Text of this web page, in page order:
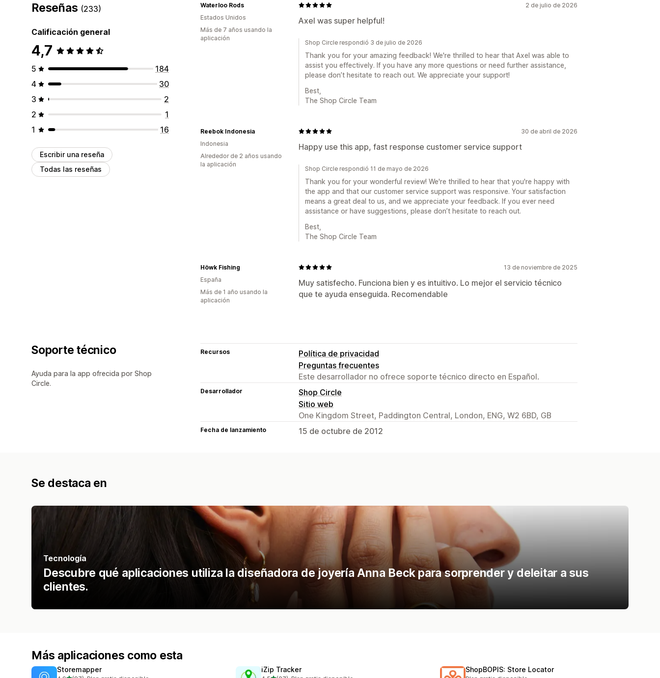
Reseñas (233)
Calificación general
4,7
5
184
4
30
3
2
2
1
1
16
Escribir una reseña
Todas las reseñas
2 de julio de 2026
Axel was super helpful!
Waterloo Rods
Estados Unidos
Más de 7 años usando la
aplicación
Shop Circle respondió 3 de julio de 2026
Thank you for your amazing feedback! We're thrilled to hear that Axel was able to
assist you effectively. If you have any more questions or need further assistance,
please don’t hesitate to reach out. We appreciate your support!
Best,
The Shop Circle Team
30 de abril de 2026
Happy use this app, fast response customer service support
Reebok Indonesia
Indonesia
Alrededor de 2 años usando
la aplicación
Shop Circle respondió 11 de mayo de 2026
Thank you for your wonderful review! We're thrilled to hear that you're happy with
the app and that our customer service support was responsive. Your satisfaction
means a great deal to us, and we appreciate your feedback. If you ever need
assistance or have suggestions, please don’t hesitate to reach out.
Best,
The Shop Circle Team
13 de noviembre de 2025
Muy satisfecho. Funciona bien y es intuitivo. Lo mejor el servicio técnico
que te ayuda enseguida. Recomendable
Höwk Fishing
España
Más de 1 año usando la
aplicación
Soporte técnico
Ayuda para la app ofrecida por Shop
Circle.
Recursos
Política de privacidad
Preguntas frecuentes
Este desarrollador no ofrece soporte técnico directo en Español.
Desarrollador
Shop Circle
Sitio web
One Kingdom Street, Paddington Central, London, ENG, W2 6BD, GB
Fecha de lanzamiento 15 de octubre de 2012
Se destaca en
Tecnología
Descubre qué aplicaciones utiliza la diseñadora de joyería Anna Beck para sorprender y deleitar a sus
clientes.
Más aplicaciones como esta
Storemapper iZip Tracker ShopBOPIS: Store Locator